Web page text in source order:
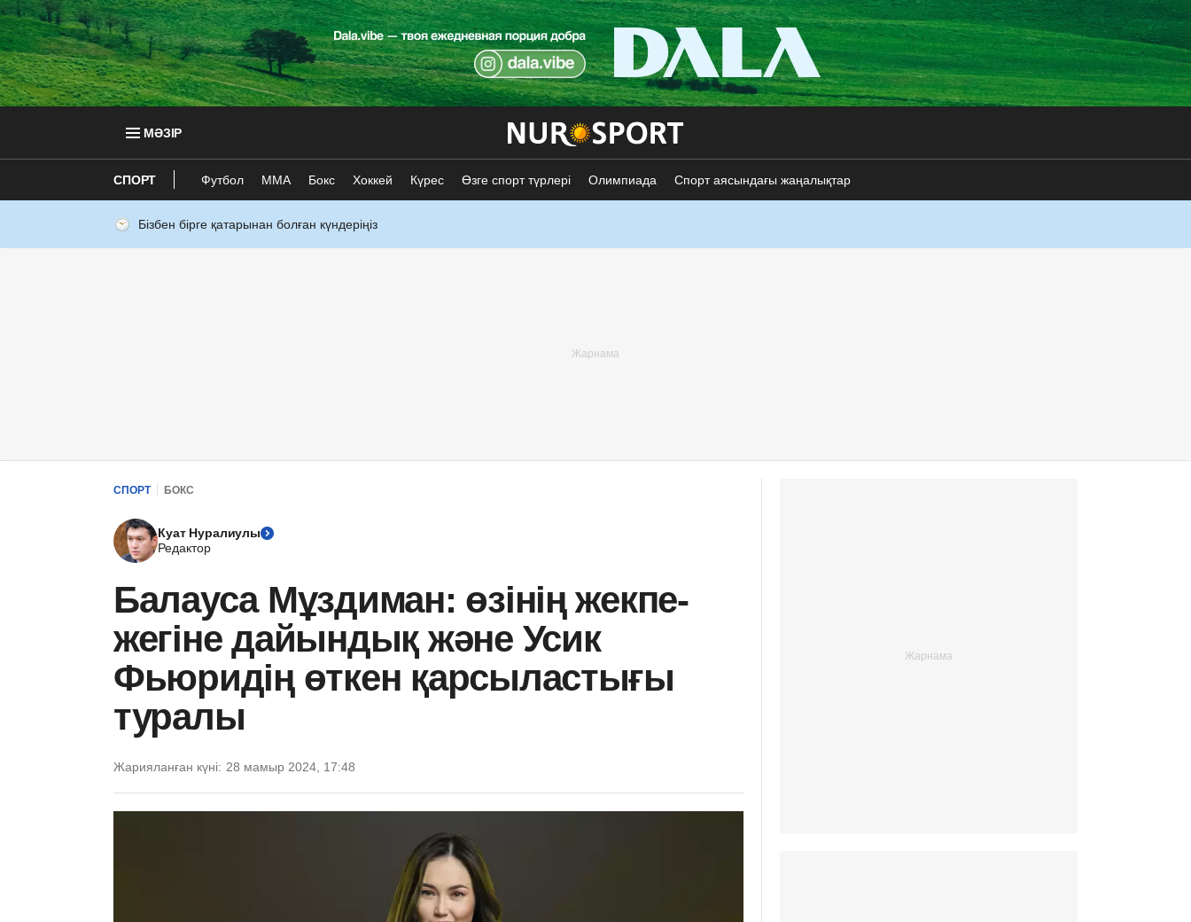
МӘЗІР
СПОРТ Футбол ММА Бокс Хоккей Күрес Өзге спорт түрлері Олимпиада Спорт аясындағы жаңалықтар
Бізбен бірге қатарынан болған күндеріңіз
СПОРТ БОКС
Куат Нуралиулы
Редактор
Балауса Мұздиман: өзінің жекпе-
жегіне дайындық және Усик
Фьюридің өткен қарсыластығы
туралы
Жарияланған күні: 28 мамыр 2024, 17:48